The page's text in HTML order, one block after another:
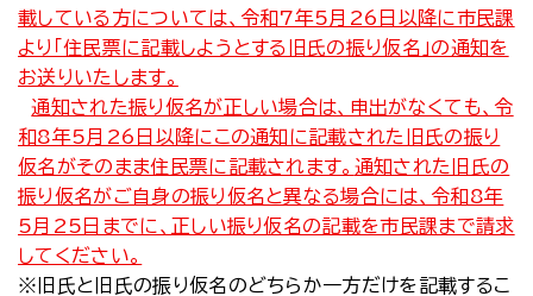
載している方については、令和7年5月26日以降に市民課
より「住民票に記載しようとする旧氏の振り仮名」の通知を
お送りいたします。
通知された振り仮名が正しい場合は、申出がなくても、令
和8年5月26日以降にこの通知に記載された旧氏の振り
仮名がそのまま住民票に記載されます。 通知された旧氏の
振り仮名がご自身の振り仮名と異なる場合には、令和8年
5月25日までに、正しい振り仮名の記載を市民課まで請求
してください。
※旧氏と旧氏の振り仮名のどちらか一方だけを記載するこ